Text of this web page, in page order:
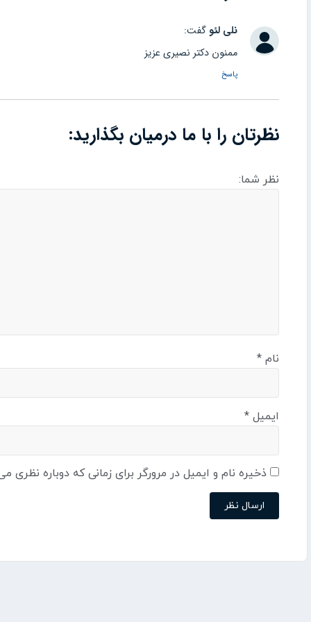
نلی لئوگفت:
ممنون دکتر نصیری عزیز
پاسخ
نظرتان را با ما درمیان بگذارید:
نظر شما:
نام*
ایمیل*
ذخیره نام و ایمیل در مرورگر برای زمانی که دوباره نظری